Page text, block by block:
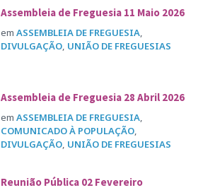
Assembleia de Freguesia 11 Maio 2026
em ASSEMBLEIA DE FREGUESIA,
DIVULGAÇÃO, UNIÃO DE FREGUESIAS
Assembleia de Freguesia 28 Abril 2026
em ASSEMBLEIA DE FREGUESIA,
COMUNICADO À POPULAÇÃO,
DIVULGAÇÃO, UNIÃO DE FREGUESIAS
Reunião Pública 02 Fevereiro